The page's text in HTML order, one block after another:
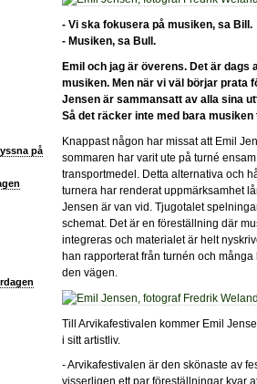
på
- Vi ska fokusera på musiken, sa Bill.
- Musiken, sa Bull.
Emil och jag är överens. Det är dags
musiken. Men när vi väl börjar prata
Jensen är sammansatt av alla sina
Så det räcker inte med bara musiken
Knappast någon har missat att Emil
sommaren har varit ute på turné
transportmedel. Detta alternativa och
turnera har renderat uppmärksamhet
Jensen är van vid. Tjugotalet
schemat. Det är en föreställning där
integreras och materialet är helt
han rapporterat från turnén och många
den vägen.
Till Arvikafestivalen kommer Emil
i sitt artistliv.
- Arvikafestivalen är den skönaste av